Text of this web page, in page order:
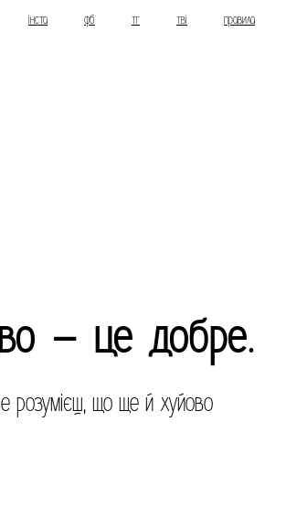
інста фб тг тві правила
– це добре.
розумієш, що ще й хуйово